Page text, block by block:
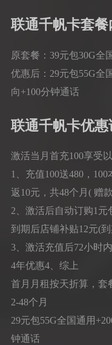
联通千帆卡套餐
原套餐：39元包30G全
优惠后：29元包55G全
向+100分钟通话
联通千帆卡优惠
激活当月首充100享受
1、充值100送480，
返10元，共48个月( 赠
2、激活后自动订购1元
到期后店铺补贴12元(
3、激活充值后72小时
4年优惠4、综上
首月月租按天折算，套
2-48个月
29元包55G全国通用
钟通话